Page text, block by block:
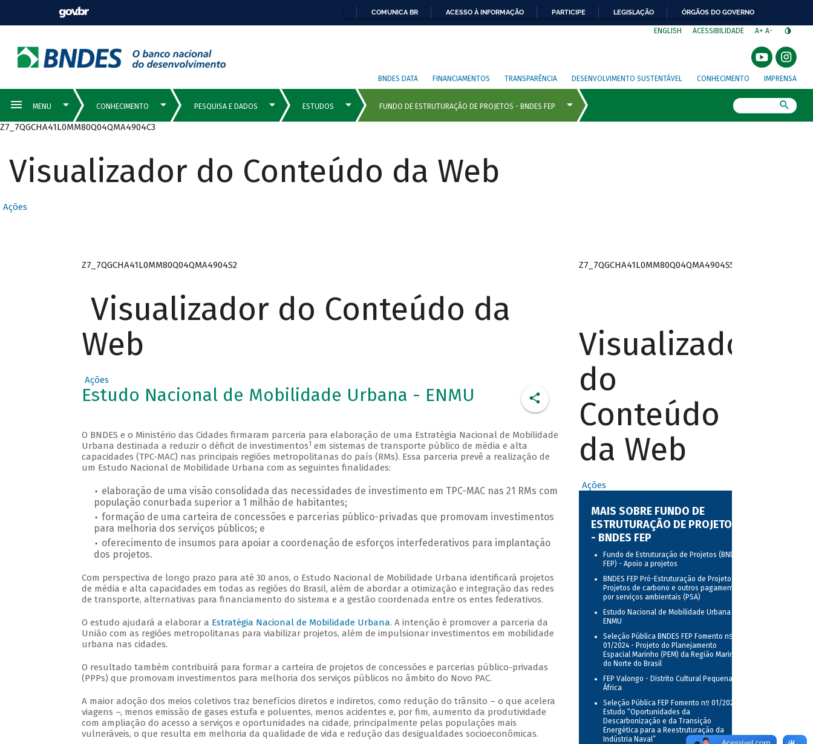
COMUNICA BR ACESSO À INFORMAÇÃO PARTICIPE LEGISLAÇÃO ÓRGÃOS DO GOVERNO
ENGLISH ACESSIBILIDADE A+ A-
BNDES DATA FINANCIAMENTOS TRANSPARÊNCIA DESENVOLVIMENTO SUSTENTÁVEL CONHECIMENTO IMPRENSA
Z7_7QGCHA41L0MM80Q04QMA4904C3
Visualizador do Conteúdo da Web
Ações
Z7_7QGCHA41L0MM80Q04QMA4904S2
Visualizador do Conteúdo da
Web
Ações
Estudo Nacional de Mobilidade Urbana - ENMU
O BNDES e o Ministério das Cidades firmaram parceria para elaboração de uma Estratégia Nacional de Mobilidade
Urbana destinada a reduzir o déficit de investimentos1 em sistemas de transporte público de média e alta
capacidades (TPC-MAC) nas principais regiões metropolitanas do país (RMs). Essa parceria prevê a realização de
um Estudo Nacional de Mobilidade Urbana com as seguintes finalidades:
elaboração de uma visão consolidada das necessidades de investimento em TPC-MAC nas 21 RMs com
população conurbada superior a 1 milhão de habitantes;
formação de uma carteira de concessões e parcerias público-privadas que promovam investimentos
para melhoria dos serviços públicos; e
oferecimento de insumos para apoiar a coordenação de esforços interfederativos para implantação
dos projetos.
Com perspectiva de longo prazo para até 30 anos, o Estudo Nacional de Mobilidade Urbana identificará projetos
de média e alta capacidades em todas as regiões do Brasil, além de abordar a otimização e integração das redes
de transporte, alternativas para financiamento do sistema e a gestão coordenada entre os entes federativos.
O estudo ajudará a elaborar a Estratégia Nacional de Mobilidade Urbana. A intenção é promover a parceria da
União com as regiões metropolitanas para viabilizar projetos, além de impulsionar investimentos em mobilidade
urbana nas cidades.
O resultado também contribuirá para formar a carteira de projetos de concessões e parcerias público-privadas
(PPPs) que promovam investimentos para melhoria dos serviços públicos no âmbito do Novo PAC.
A maior adoção dos meios coletivos traz benefícios diretos e indiretos, como redução do trânsito – o que acelera
viagens –, menos emissão de gases estufa e poluentes, menos acidentes e, por fim, aumento da produtividade
com ampliação do acesso a serviços e oportunidades na cidade, principalmente pelas populações mais
vulneráveis, o que resulta em melhoria da qualidade de vida e redução das desigualdades socioeconômicas.
Z7_7QGCHA41L0MM80Q04QMA4904S5
Visualizador
do
Conteúdo
da Web
Ações
MAIS SOBRE FUNDO DE
ESTRUTURAÇÃO DE PROJETOS
- BNDES FEP
Fundo de Estruturação de Projetos (BNDES
FEP) - Apoio a projetos
BNDES FEP Pró-Estruturação de Projetos -
Projetos de carbono e outros pagamentos
por serviços ambientais (PSA)
Estudo Nacional de Mobilidade Urbana -
ENMU
Seleção Pública BNDES FEP Fomento nº
01/2024 - Projeto do Planejamento
Espacial Marinho (PEM) da Região Marinha
do Norte do Brasil
FEP Valongo - Distrito Cultural Pequena
África
Seleção Pública FEP Fomento nº 01/2025 -
Estudo “Oportunidades da
Descarbonização e da Transição
Energética para a Reestruturação da
Indústria Naval”